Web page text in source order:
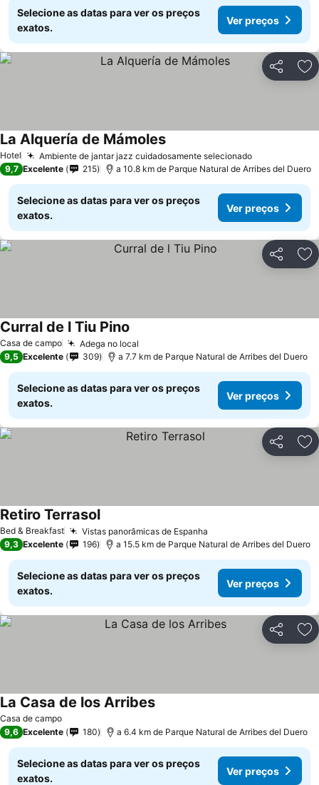
Selecione as datas para ver os preços
exatos.
Ver preços
Partilhar
Hotel Ambiente de jantar jazz cuidadosamente selecionado
La Alquería de Mámoles
9,7 Excelente 215 a 10.8 km de Parque Natural de Arribes del Duero
Selecione as datas para ver os preços
exatos.
Ver preços
Partilhar
Casa de campo Adega no local
Curral de l Tiu Pino
9,5 Excelente 309 a 7.7 km de Parque Natural de Arribes del Duero
Selecione as datas para ver os preços
exatos.
Ver preços
Partilhar
Bed & Breakfast Vistas panorâmicas de Espanha
Retiro Terrasol
9,3 Excelente 196 a 15.5 km de Parque Natural de Arribes del Duero
Selecione as datas para ver os preços
exatos.
Ver preços
Partilhar
Casa de campo
La Casa de los Arribes
9,6 Excelente 180 a 6.4 km de Parque Natural de Arribes del Duero
Selecione as datas para ver os preços
exatos.
Ver preços